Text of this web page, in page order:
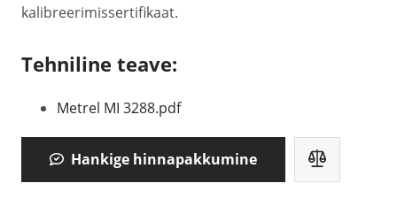
kalibreerimissertifikaat.
Tehniline teave:
Metrel MI 3288.pdf
Hankige hinnapakkumine